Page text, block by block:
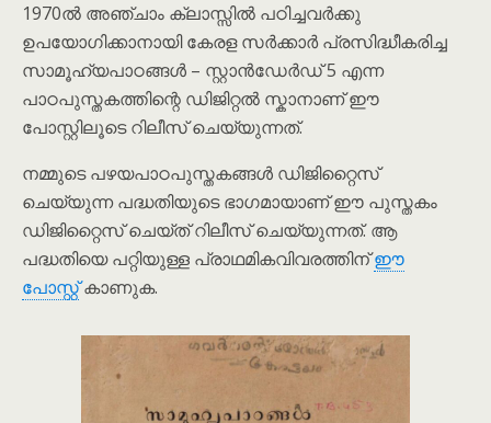
1970ൽ അഞ്ചാം ക്ലാസ്സിൽ പഠിച്ചവർക്കു
ഉപയോഗിക്കാനായി കേരള സർക്കാർ പ്രസിദ്ധീകരിച്ച
സാമൂഹ്യപാഠങ്ങൾ – സ്റ്റാൻഡേർഡ് 5 എന്ന
പാഠപുസ്തകത്തിന്റെ ഡിജിറ്റൽ സ്കാനാണ് ഈ
പോസ്റ്റിലൂടെ റിലീസ് ചെയ്യുന്നത്.
നമ്മുടെ പഴയപാഠപുസ്തകങ്ങൾ ഡിജിറ്റൈസ്
ചെയ്യുന്ന പദ്ധതിയുടെ ഭാഗമായാണ് ഈ പുസ്തകം
ഡിജിറ്റൈസ് ചെയ്ത് റിലീസ് ചെയ്യുന്നത്. ആ
പദ്ധതിയെ പറ്റിയുള്ള പ്രാഥമികവിവരത്തിന്ഈ
പോസ്റ്റ്കാണുക.